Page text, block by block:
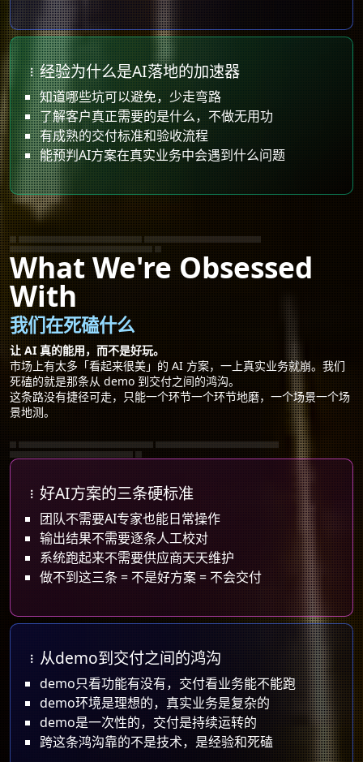
经验为什么是AI落地的加速器
知道哪些坑可以避免，少走弯路
了解客户真正需要的是什么，不做无用功
有成熟的交付标准和验收流程
能预判AI方案在真实业务中会遇到什么问题
企业AI方案交付标准｜AI系统落地验收标准 AI工作流交付不崩盘｜AI自动化实战方案
不用AI专家也能用的AI系统｜品牌AI转型避坑指南
What We're Obsessed
With
我们在死磕什么
让 AI 真的能用，而不是好玩。
市场上有太多「看起来很美」的 AI 方案，一上真实业务就崩。我们
死磕的就是那条从 demo 到交付之间的鸿沟。
这条路没有捷径可走，只能一个环节一个环节地磨，一个场景一个场
景地测。
AI方案从demo到交付｜企业AI系统运维零负担 AI输出免人工校对｜AI工作流真实业务测试
企业AI落地死磕精神｜AI不是玩具是生产力
好AI方案的三条硬标准
好AI方案的三条硬标准
团队不需要AI专家也能日常操作
输出结果不需要逐条人工校对
系统跑起来不需要供应商天天维护
做不到这三条 = 不是好方案 = 不会交付
从demo到交付之间的鸿沟
demo只看功能有没有，交付看业务能不能跑
demo环境是理想的，真实业务是复杂的
demo是一次性的，交付是持续运转的
跨这条鸿沟靠的不是技术，是经验和死磕